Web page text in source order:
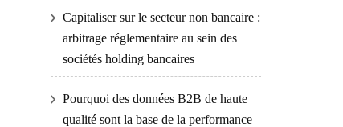
Capitaliser sur le secteur non bancaire :
arbitrage réglementaire au sein des
sociétés holding bancaires
Pourquoi des données B2B de haute
qualité sont la base de la performance